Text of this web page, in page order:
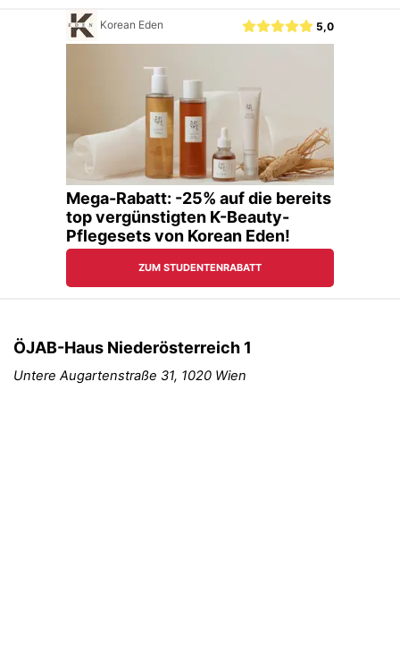
ÖJAB-Haus Niederösterreich 1
Untere Augartenstraße 31, 1020 Wien